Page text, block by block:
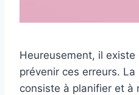
Heureusement, il
prévenir ces erreurs.
consiste à planifier et à